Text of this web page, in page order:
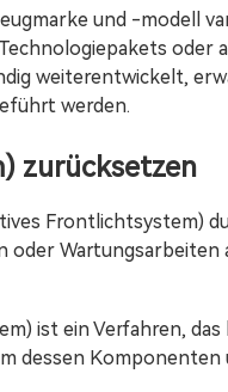
und -modell
oder
weiterentwickelt,
werden.
zurücksetzen
Frontlichtsystem)
Wartungsarbeiten
ist ein Verfahren, das
dessen Komponenten